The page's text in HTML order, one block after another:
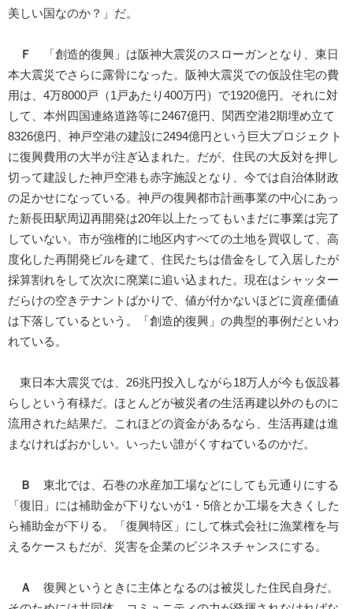
美しい国なのか？」だ。
Ｆ
「創造的復興」は阪神大震災のスローガンとなり、東日
本大震災でさらに露骨になった。阪神大震災での仮設住宅の費
用は、4万8000戸（1戸あたり400万円）で1920億円。それに対
して、本州四国連絡道路等に2467億円、関西空港2期埋め立て
8326億円、神戸空港の建設に2494億円という巨大プロジェクト
に復興費用の大半が注ぎ込まれた。だが、住民の大反対を押し
切って建設した神戸空港も赤字施設となり、今では自治体財政
の足かせになっている。神戸の復興都市計画事業の中心にあっ
た新長田駅周辺再開発は20年以上たってもいまだに事業は完了
していない。市が強権的に地区内すべての土地を買収して、高
度化した再開発ビルを建て、住民たちは借金をして入居したが
採算割れをして次次に廃業に追い込まれた。現在はシャッター
だらけの空きテナントばかりで、値が付かないほどに資産価値
は下落しているという。「創造的復興」の典型的事例だといわ
れている。
東日本大震災では、26兆円投入しながら18万人が今も仮設暮
らしという有様だ。ほとんどが被災者の生活再建以外のものに
流用された結果だ。これほどの資金があるなら、生活再建は進
まなければおかしい。いったい誰がくすねているのかだ。
Ｂ
東北では、石巻の水産加工場などにしても元通りにする
「復旧」には補助金が下りないが1・5倍とか工場を大きくした
ら補助金が下りる。「復興特区」にして株式会社に漁業権を与
えるケースもだが、災害を企業のビジネスチャンスにする。
Ａ
復興というときに主体となるのは被災した住民自身だ。